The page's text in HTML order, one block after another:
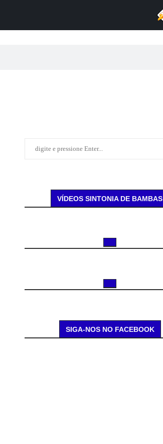
VÍDEOS SINTONIA DE BAMBAS
SIGA-NOS NO FACEBOOK